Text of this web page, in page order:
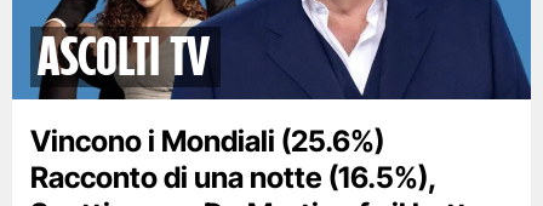
Ascolti TV
Vincono i Mondiali (25.6%)
Racconto di una notte (16.5%),